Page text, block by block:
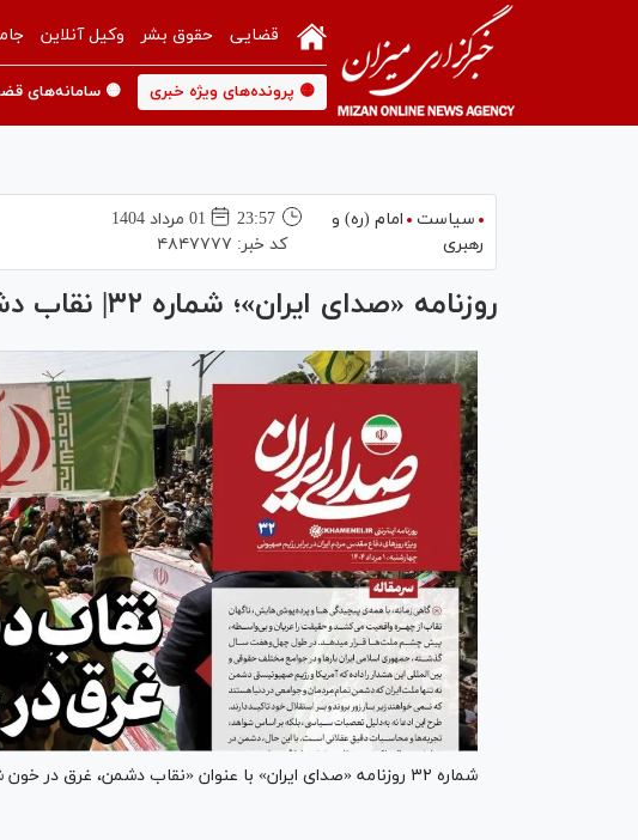
قضایی حقوق بشر وکیل آنلاین
🟡 پرونده‌های ویژه خبری 🟡 سامانه‌های
سیاست
امام (ره) و
رهبری
23:57
01 مرداد 1404
کد خبر: ۴۸۴۷۷۷۷
روزنامه «صدای ایران»؛ شماره ۳۲| نقاب دشمن، غرق در خون شهدا
شماره ۳۲ روزنامه «صدای ایران» با عنوان «نقاب دشمن، غرق در خون شهدا» منتشر شد.